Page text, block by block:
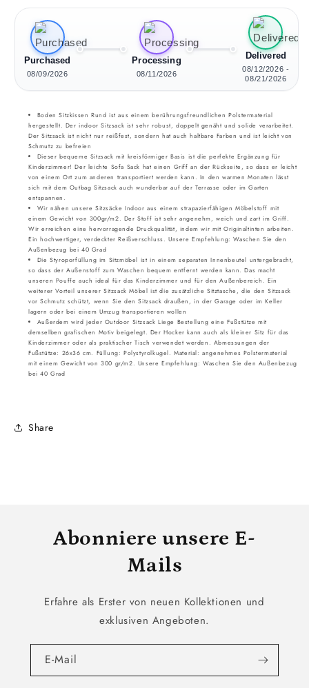
Purchased
08/09/2026
Processing
08/11/2026
Delivered
08/12/2026 -
08/21/2026
Boden Sitzkissen Rund ist aus einem berührungsfreundlichen Polstermaterial
hergestellt. Der indoor Sitzsack ist sehr robust, doppelt genäht und solide verarbeitet.
Der Sitzsack ist nicht nur reißfest, sondern hat auch haltbare Farben und ist leicht von
Schmutz zu befreien
Dieser bequeme Sitzsack mit kreisförmiger Basis ist die perfekte Ergänzung für
Kinderzimmer! Der leichte Sofa Sack hat einen Griff an der Rückseite, so dass er leicht
von einem Ort zum anderen transportiert werden kann. In den warmen Monaten lässt
sich mit dem Outbag Sitzsack auch wunderbar auf der Terrasse oder im Garten
entspannen.
Wir nähen unsere Sitzsäcke Indoor aus einem strapazierfähigen Möbelstoff mit
einem Gewicht von 300gr/m2. Der Stoff ist sehr angenehm, weich und zart im Griff.
Wir erreichen eine hervorragende Druckqualität, indem wir mit Originaltinten arbeiten.
Ein hochwertiger, verdeckter Reißverschluss. Unsere Empfehlung: Waschen Sie den
Außenbezug bei 40 Grad
Die Styroporfüllung im Sitzmöbel ist in einem separaten Innenbeutel untergebracht,
so dass der Außenstoff zum Waschen bequem entfernt werden kann. Das macht
unseren Pouffe auch ideal für das Kinderzimmer und für den Außenbereich. Ein
weiterer Vorteil unserer Sitzsack Möbel ist die zusätzliche Sitztasche, die den Sitzsack
vor Schmutz schützt, wenn Sie den Sitzsack draußen, in der Garage oder im Keller
lagern oder bei einem Umzug transportieren wollen
Außerdem wird jeder Outdoor Sitzsack Liege Bestellung eine Fußstütze mit
demselben grafischen Motiv beigelegt. Der Hocker kann auch als kleiner Sitz für das
Kinderzimmer oder als praktischer Tisch verwendet werden. Abmessungen der
Fußstütze: 26x36 cm. Füllung: Polystyrolkugel. Material: angenehmes Polstermaterial
mit einem Gewicht von 300 gr/m2. Unsere Empfehlung: Waschen Sie den Außenbezug
bei 40 Grad
Share
Abonniere unsere E-
Mails
Erfahre als Erster von neuen Kollektionen und
exklusiven Angeboten.
E-Mail